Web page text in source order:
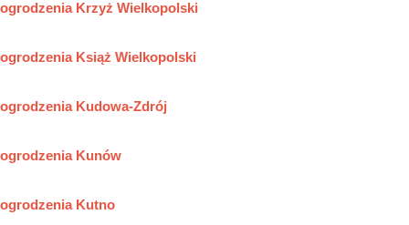
ogrodzenia Krzyż Wielkopolski
ogrodzenia Książ Wielkopolski
ogrodzenia Kudowa-Zdrój
ogrodzenia Kunów
ogrodzenia Kutno